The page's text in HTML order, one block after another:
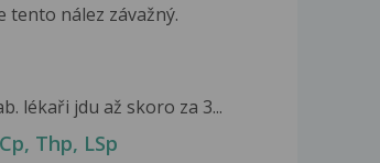
nález závažný.
lékaři jdu až skoro za 3...
Thp, LSp